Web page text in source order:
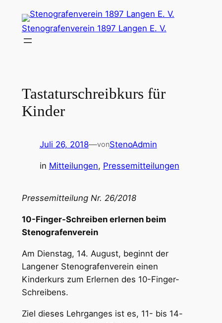
Inhalt
springen
Stenografenverein 1897 Langen E. V.
Tastaturschreibkurs für
Kinder
Juli 26, 2018—vonStenoAdmin
in Mitteilungen, Pressemitteilungen
Pressemitteilung Nr. 26/2018
10-Finger-Schreiben erlernen beim
Stenografenverein
Am Dienstag, 14. August, beginnt der
Langener Stenografenverein einen
Kinderkurs zum Erlernen des 10-Finger-
Schreibens.
Ziel dieses Lehrganges ist es, 11- bis 14-